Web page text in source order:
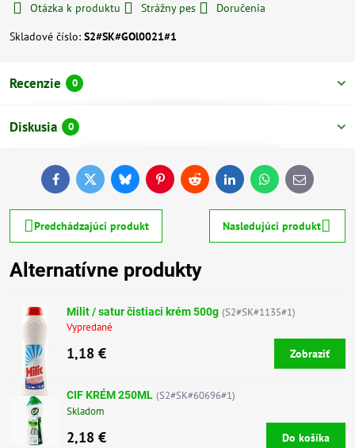
Otázka k produktu
Strážny pes
Doručenia
Skladové číslo: S2#SK#GOl0021#1
Recenzie 0
Diskusia 0
FacebookTwitterBlueskyPinterestReddit LinkedInWhatsApp
E-
mail
Predchádzajúci produkt Nasledujúci produkt
Alternatívne produkty
Milit / satur čistiaci krém 500g (S2#SK#1135#1)
Vypredané
1,18 € Zobraziť
CIF KRÉM 250ML (S2#SK#60696#1)
Skladom
2,18 € Do košíka